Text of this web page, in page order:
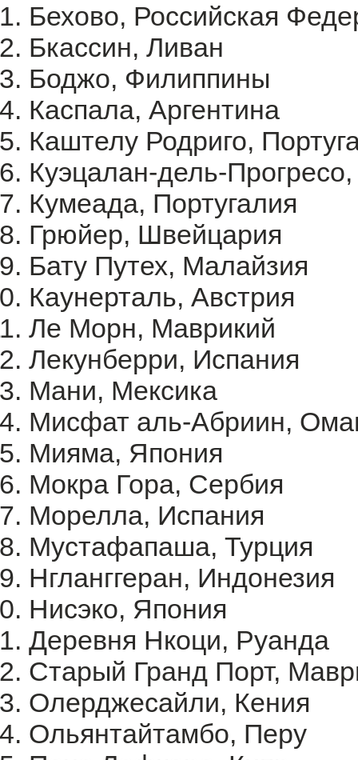
Бехово, Российская
Бкассин, Ливан
Боджо, Филиппины
Каспала, Аргентина
Каштелу Родриго,
Куэцалан-дель-
Кумеада, Португалия
Грюйер, Швейцария
Бату Путех, Малайзия
Каунерталь, Австрия
Ле Морн, Маврикий
Лекунберри, Испания
Мани, Мексика
Мисфат аль-Абриин,
Мияма, Япония
Мокра Гора, Сербия
Морелла, Испания
Мустафапаша, Турция
Нгланггеран, Индонезия
Нисэко, Япония
Деревня Нкоци, Руанда
Старый Гранд Порт,
Олерджесайли, Кения
Ольянтайтамбо, Перу